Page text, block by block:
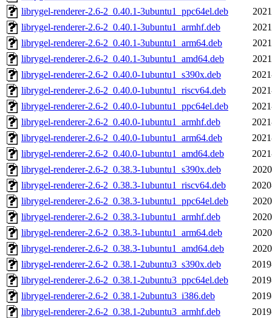
librygel-renderer-2.6-2_0.40.1-3ubuntu1_ppc64el.deb
librygel-renderer-2.6-2_0.40.1-3ubuntu1_armhf.deb
librygel-renderer-2.6-2_0.40.1-3ubuntu1_arm64.deb
librygel-renderer-2.6-2_0.40.1-3ubuntu1_amd64.deb
librygel-renderer-2.6-2_0.40.0-1ubuntu1_s390x.deb
librygel-renderer-2.6-2_0.40.0-1ubuntu1_riscv64.deb
librygel-renderer-2.6-2_0.40.0-1ubuntu1_ppc64el.deb
librygel-renderer-2.6-2_0.40.0-1ubuntu1_armhf.deb
librygel-renderer-2.6-2_0.40.0-1ubuntu1_arm64.deb
librygel-renderer-2.6-2_0.40.0-1ubuntu1_amd64.deb
librygel-renderer-2.6-2_0.38.3-1ubuntu1_s390x.deb
librygel-renderer-2.6-2_0.38.3-1ubuntu1_riscv64.deb
librygel-renderer-2.6-2_0.38.3-1ubuntu1_ppc64el.deb
librygel-renderer-2.6-2_0.38.3-1ubuntu1_armhf.deb
librygel-renderer-2.6-2_0.38.3-1ubuntu1_arm64.deb
librygel-renderer-2.6-2_0.38.3-1ubuntu1_amd64.deb
librygel-renderer-2.6-2_0.38.1-2ubuntu3_s390x.deb
librygel-renderer-2.6-2_0.38.1-2ubuntu3_ppc64el.deb
librygel-renderer-2.6-2_0.38.1-2ubuntu3_i386.deb
librygel-renderer-2.6-2_0.38.1-2ubuntu3_armhf.deb